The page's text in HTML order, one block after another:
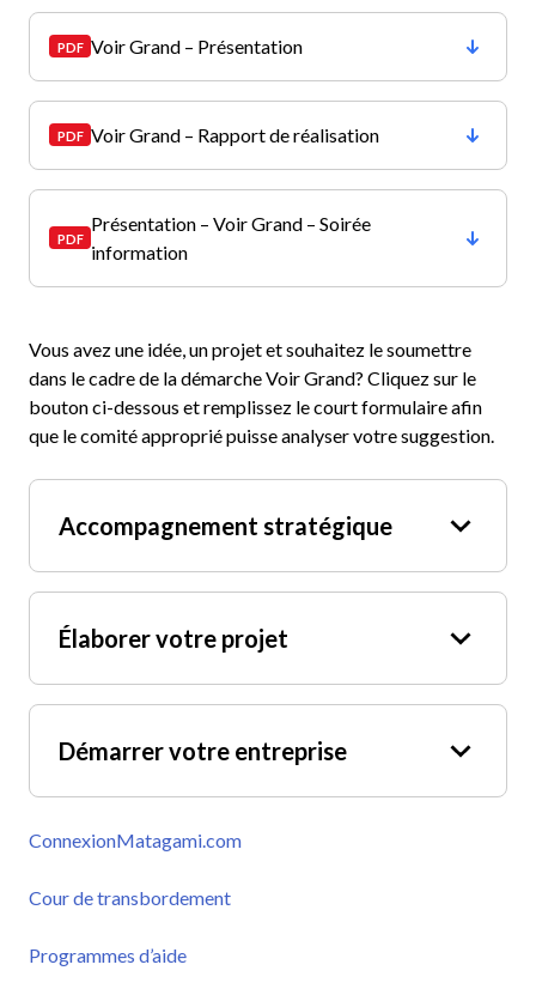
Voir Grand – Présentation
Voir Grand – Rapport de réalisation
Présentation – Voir Grand – Soirée
information
Vous avez une idée, un projet et souhaitez le soumettre
dans le cadre de la démarche Voir Grand? Cliquez sur le
bouton ci-dessous et remplissez le court formulaire afin
que le comité approprié puisse analyser votre suggestion.
Accompagnement stratégique
Élaborer votre projet
Démarrer votre entreprise
ConnexionMatagami.com
Cour de transbordement
Programmes d’aide